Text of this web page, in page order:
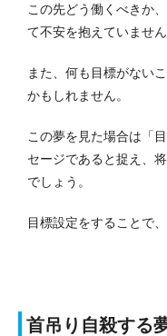
この先どう働くべきか
て不安を抱えていませ
また、何も目標がない
かもしれません。
この夢を見た場合は「
セージであると捉え、
でしょう。
目標設定をすることで
首吊り自殺する